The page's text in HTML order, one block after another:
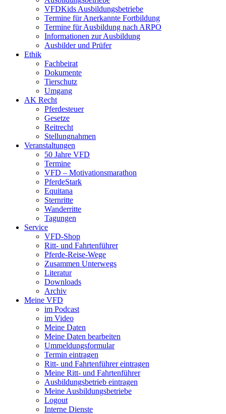
VFDKids Ausbildungsbetriebe
Termine für Anerkannte Fortbildung
Termine für Ausbildung nach ARPO
Informationen zur Ausbildung
Ausbilder und Prüfer
Ethik
Fachbeirat
Dokumente
Tierschutz
Umgang
AK Recht
Pferdesteuer
Gesetze
Reitrecht
Stellungnahmen
Veranstaltungen
50 Jahre VFD
Termine
VFD – Motivationsmarathon
PferdeStark
Equitana
Sternritte
Wanderritte
Tagungen
Service
VFD-Shop
Ritt- und Fahrtenführer
Pferde-Reise-Wege
Zusammen Unterwegs
Literatur
Downloads
Archiv
Meine VFD
im Podcast
im Video
Meine Daten
Meine Daten bearbeiten
Ummeldungsformular
Termin eintragen
Ritt- und Fahrtenführer eintragen
Meine Ritt- und Fahrtenführer
Ausbildungsbetrieb eintragen
Meine Ausbildungsbetriebe
Logout
Interne Dienste